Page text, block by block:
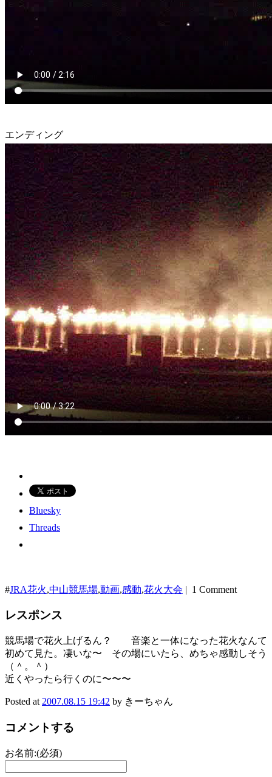
エンディング
Bluesky
Threads
#JRA花火,中山競馬場,動画,感動,花火大会 | 1 Comment
レスポンス
競馬場で花火上げるん？ 音楽と一体になった花火なんて
初めて見た。凄いな〜 その場にいたら、めちゃ感動しそう
（＾。＾）
近くやったら行くのに〜〜〜
Posted at 2007.08.15 19:42 by きーちゃん
コメントする
お名前:(必須)